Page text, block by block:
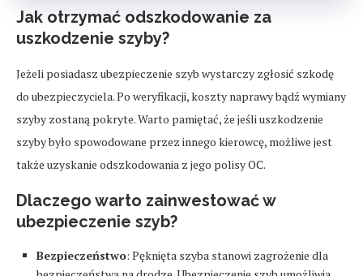
Jak otrzymać odszkodowanie za
uszkodzenie szyby?
Jeżeli posiadasz ubezpieczenie szyb wystarczy zgłosić szkodę
do ubezpieczyciela. Po weryfikacji, koszty naprawy bądź wymiany
szyby zostaną pokryte. Warto pamiętać, że jeśli uszkodzenie
szyby było spowodowane przez innego kierowcę, możliwe jest
także uzyskanie odszkodowania z jego polisy OC.
Dlaczego warto zainwestować w
ubezpieczenie szyb?
Bezpieczeństwo: Pęknięta szyba stanowi zagrożenie dla